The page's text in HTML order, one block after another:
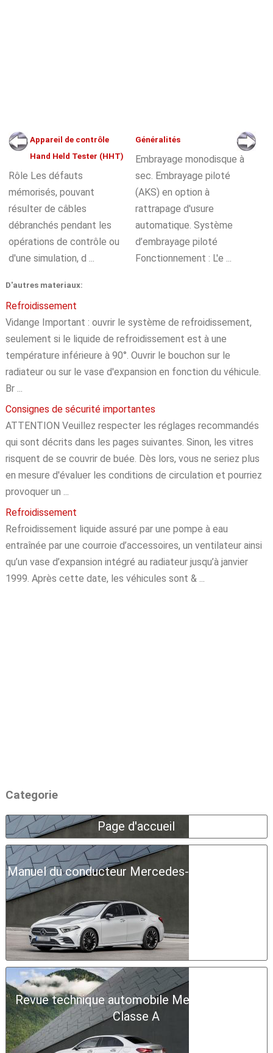
Appareil de contrôle
Hand Held Tester (HHT)
Rôle Les défauts
mémorisés, pouvant
résulter de câbles
débranchés pendant les
opérations de contrôle ou
d'une simulation, d ...
Généralités
Embrayage monodisque à
sec. Embrayage piloté
(AKS) en option à
rattrapage d'usure
automatique. Système
d’embrayage piloté
Fonctionnement : L'e ...
D'autres materiaux:
Refroidissement
Vidange Important : ouvrir le système de refroidissement,
seulement si le liquide de refroidissement est à une
température inférieure à 90°. Ouvrir le bouchon sur le
radiateur ou sur le vase d'expansion en fonction du véhicule.
Br ...
Consignes de sécurité importantes
ATTENTION Veuillez respecter les réglages recommandés
qui sont décrits dans les pages suivantes. Sinon, les vitres
risquent de se couvrir de buée. Dès lors, vous ne seriez plus
en mesure d'évaluer les conditions de circulation et pourriez
provoquer un ...
Refroidissement
Refroidissement liquide assuré par une pompe à eau
entraînée par une courroie d’accessoires, un ventilateur ainsi
qu’un vase d’expansion intégré au radiateur jusqu’à janvier
1999. Après cette date, les véhicules sont & ...
Categorie
Page d'accueil
Manuel du conducteur Mercedes-Benz Classe A
Revue technique automobile Mercedes-Benz
Classe A